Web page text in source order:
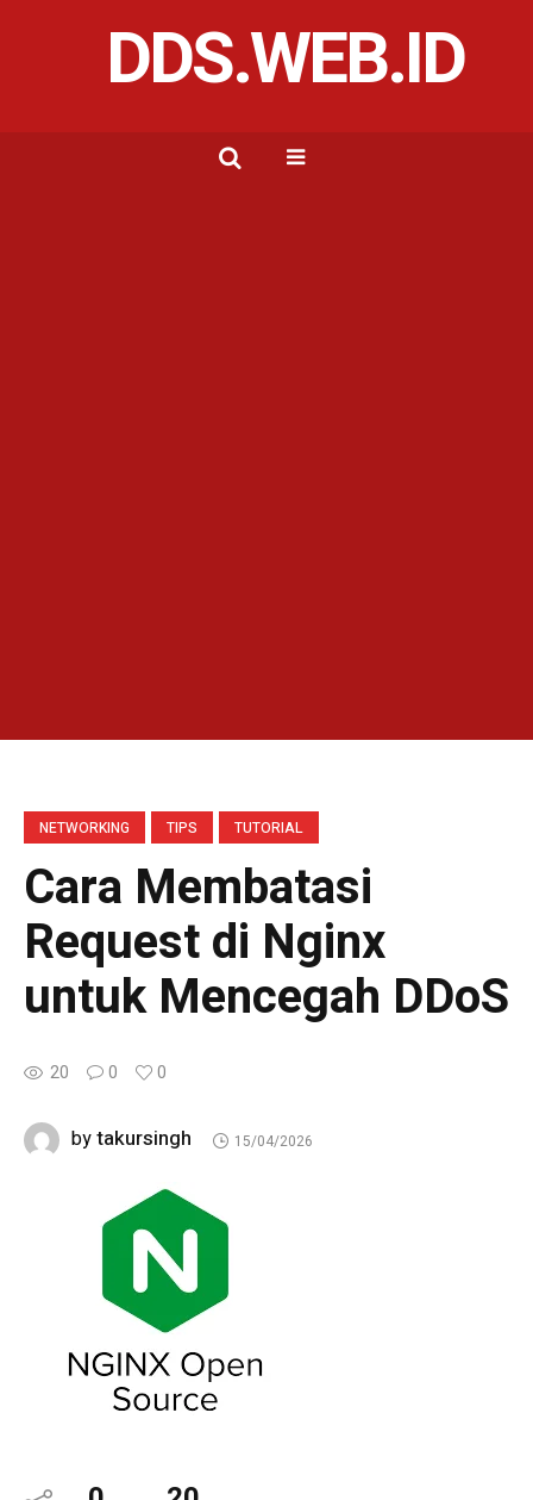
DDS.WEB.ID
NETWORKING TIPS TUTORIAL
Cara Membatasi
Request di Nginx
untuk Mencegah DDoS
20 0 0
bytakursingh 15/04/2026